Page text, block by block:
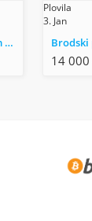
Prodajem camac sa motorom i prikolicom
Plovila
3. Jan
14